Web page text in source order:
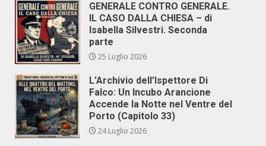
GENERALE CONTRO GENERALE.
IL CASO DALLA CHIESA – di
Isabella Silvestri. Seconda
parte
25 Luglio 2026
L’Archivio dell’Ispettore Di
Falco: Un Incubo Arancione
Accende la Notte nel Ventre del
Porto (Capitolo 33)
24 Luglio 2026